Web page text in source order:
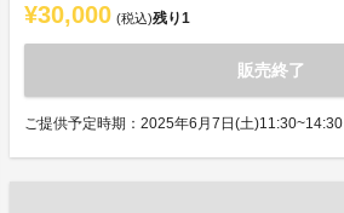
¥30,000 (税込)残り1
販売終了
ご提供予定時期：2025年6月7日(土)11:30~14:30